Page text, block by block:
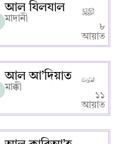
আল যিলযাল
মাদানী
৮
আয়াত
আল আ’দিয়াত
মাক্কী
১১
আয়াত